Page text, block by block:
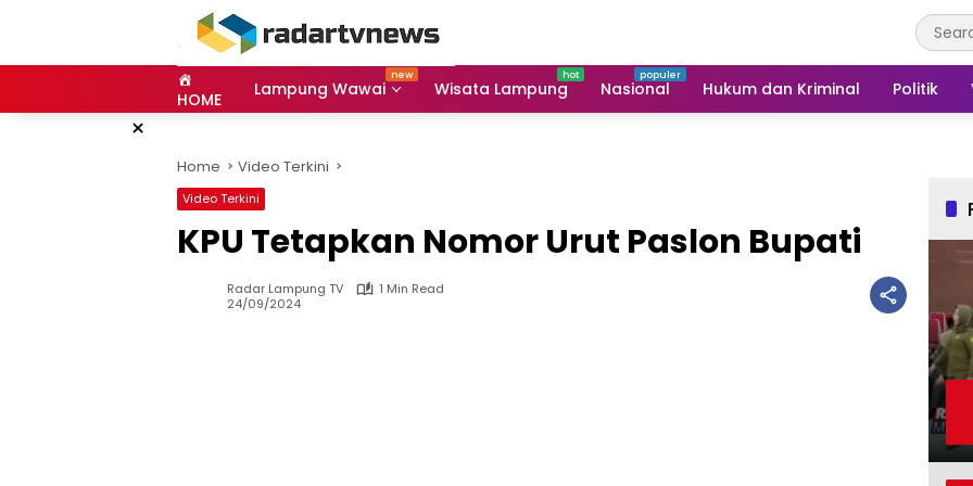
HOME Lampung Wawai Wisata Lampung Nasional Hukum dan Kriminal Politik
×
Home Video Terkini
Video Terkini
KPU Tetapkan Nomor Urut Paslon Bupati
Radar Lampung TV
1 Min Read
24/09/2024